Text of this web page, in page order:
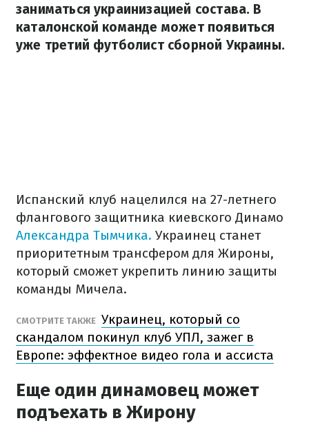
заниматься украинизацией состава. В
каталонской команде может появиться
уже третий футболист сборной Украины.
Испанский клуб нацелился на 27-летнего
флангового защитника киевского Динамо
Александра Тымчика. Украинец станет
приоритетным трансфером для Жироны,
который сможет укрепить линию защиты
команды Мичела.
СМОТРИТЕ ТАКЖЕ Украинец, который со
скандалом покинул клуб УПЛ, зажег в
Европе: эффектное видео гола и ассиста
Еще один динамовец может
подъехать в Жирону